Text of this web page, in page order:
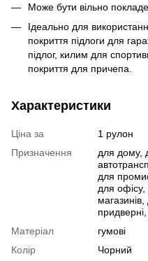
Може бути вільно
Ідеально для
покриття підлоги для
підлог, килим для
покриття для причепа.
Характеристики
Ціна за
1 рулон
Призначення
для дому,
для
для офісу,
Матеріал
гумові
Колір
Чорний